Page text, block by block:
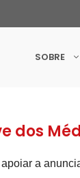
SOBRE
dos
a